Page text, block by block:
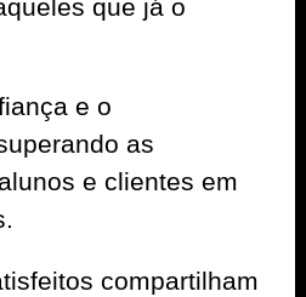
que já o
e o
as
e clientes em
compartilham